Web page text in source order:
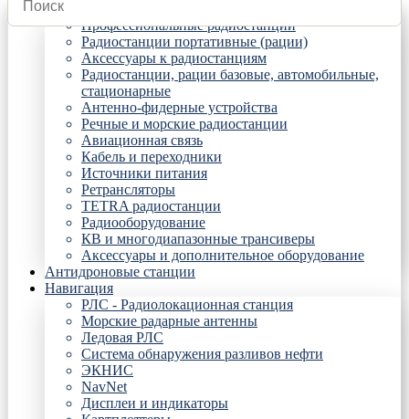
Радиостанции
Профессиональные радиостанции
Радиостанции портативные (рации)
Аксессуары к радиостанциям
Радиостанции, рации базовые, автомобильные,
стационарные
Антенно-фидерные устройства
Речные и морские радиостанции
Авиационная связь
Кабель и переходники
Источники питания
Ретрансляторы
TETRA радиостанции
Радиооборудование
КВ и многодиапазонные трансиверы
Аксессуары и дополнительное оборудование
Антидроновые станции
Навигация
РЛС - Радиолокационная станция
Морские радарные антенны
Ледовая РЛС
Система обнаружения разливов нефти
ЭКНИС
NavNet
Дисплеи и индикаторы